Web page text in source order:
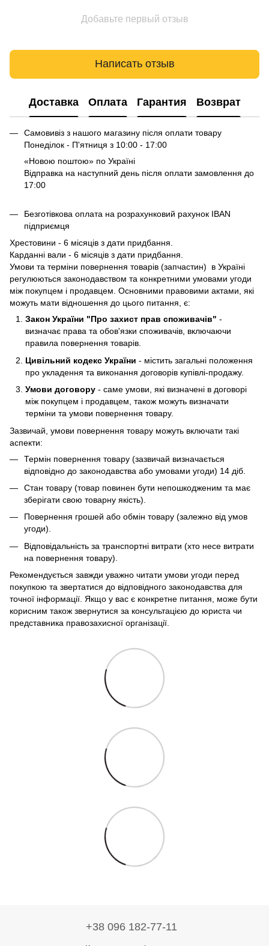
Добавьте первый отзыв
Написать отзыв
Доставка Оплата Гарантия Возврат
Самовивіз з нашого магазину після оплати товару
Понеділок - П'ятниця з 10:00 - 17:00
«Новою поштою» по Україні
Відправка на наступний день після оплати замовлення до
17:00
Безготівкова оплата на розрахунковий рахунок IBAN
підприємця
Хрестовини - 6 місяців з дати придбання.
Карданні вали - 6 місяців з дати придбання.
Умови та терміни повернення товарів (запчастин) в Україні
регулюються законодавством та конкретними умовами угоди
між покупцем і продавцем. Основними правовими актами, які
можуть мати відношення до цього питання, є:
Закон України "Про захист прав споживачів" -
визначає права та обов'язки споживачів, включаючи
правила повернення товарів.
Цивільний кодекс України - містить загальні положення
про укладення та виконання договорів купівлі-продажу.
Умови договору - саме умови, які визначені в договорі
між покупцем і продавцем, також можуть визначати
терміни та умови повернення товару.
Зазвичай, умови повернення товару можуть включати такі
аспекти:
Термін повернення товару (зазвичай визначається
відповідно до законодавства або умовами угоди) 14 діб.
Стан товару (товар повинен бути непошкодженим та має
зберігати свою товарну якість).
Повернення грошей або обмін товару (залежно від умов
угоди).
Відповідальність за транспортні витрати (хто несе витрати
на повернення товару).
Рекомендується завжди уважно читати умови угоди перед
покупкою та звертатися до відповідного законодавства для
точної інформації. Якщо у вас є конкретне питання, може бути
корисним також звернутися за консультацією до юриста чи
представника правозахисної організації.
+38 096 182-77-11